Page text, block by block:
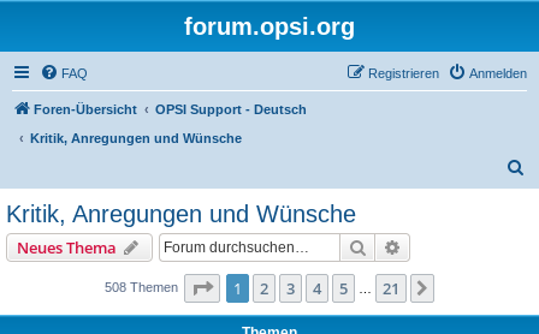
forum.opsi.org
FAQ Anmelden
Registrieren
Foren-Übersicht
OPSI Support - Deutsch
Kritik, Anregungen und Wünsche
Kritik, Anregungen und Wünsche
Neues Thema Suche
508 Themen Seite 1von 21
1 2 3 4 5 21